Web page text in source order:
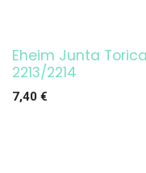
Eheim Junta Torica
2213/2214
7,40 €